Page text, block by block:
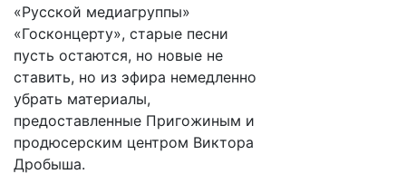
«Русской медиагруппы»
«Госконцерту», старые песни
пусть остаются, но новые не
ставить, но из эфира немедленно
убрать материалы,
предоставленные Пригожиным и
продюсерским центром Виктора
Дробыша.